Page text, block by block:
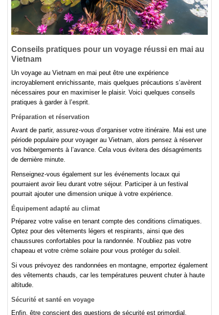
Conseils pratiques pour un voyage réussi en mai au
Vietnam
Un voyage au Vietnam en mai peut être une expérience
incroyablement enrichissante, mais quelques précautions s’avèrent
nécessaires pour en maximiser le plaisir. Voici quelques conseils
pratiques à garder à l’esprit.
Préparation et réservation
Avant de partir, assurez-vous d’organiser votre itinéraire. Mai est une
période populaire pour voyager au Vietnam, alors pensez à réserver
vos hébergements à l’avance. Cela vous évitera des désagréments
de dernière minute.
Renseignez-vous également sur les événements locaux qui
pourraient avoir lieu durant votre séjour. Participer à un festival
pourrait ajouter une dimension unique à votre expérience.
Équipement adapté au climat
Préparez votre valise en tenant compte des conditions climatiques.
Optez pour des vêtements légers et respirants, ainsi que des
chaussures confortables pour la randonnée. N’oubliez pas votre
chapeau et votre crème solaire pour vous protéger du soleil.
Si vous prévoyez des randonnées en montagne, emportez également
des vêtements chauds, car les températures peuvent chuter à haute
altitude.
Sécurité et santé en voyage
Enfin, être conscient des questions de sécurité est primordial.